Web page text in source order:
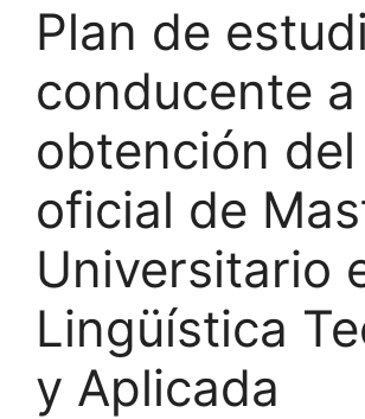
Plan de
conducente a
obtención
oficial de
Universitario
Lingüística
y Aplicada